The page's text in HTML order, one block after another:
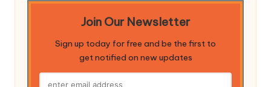
Join Our Newsletter
Sign up today for free and be the first to
get notified on new updates